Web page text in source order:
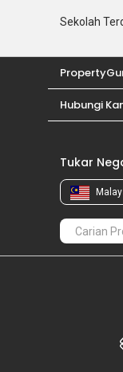
Sekolah
Hubungi
Tukar